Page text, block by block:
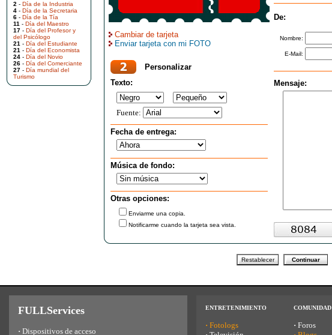
2 - Día de la Industria
4 - Día de la Secretaria
6 - Día de la Tía
11 - Día del Maestro
17 - Día del Profesor y
del Psicólogo
21 - Día del Estudiante
21 - Día del Economista
24 - Día del Novio
26 - Día del Comerciante
27 - Día mundial del
Turismo
Cambiar de tarjeta
Enviar tarjeta con mi FOTO
Personalizar
Texto:
Fuente:
Fecha de entrega:
Música de fondo:
Otras opciones:
Enviarme una copia.
Notificarme cuando la tarjeta sea vista.
De:
Nombre:
E-Mail:
Mensaje:
FULLServices
· Dispositivos de acceso
ENTRETENIMIENTO
· Fotologs
COMUNIDAD
· Foros